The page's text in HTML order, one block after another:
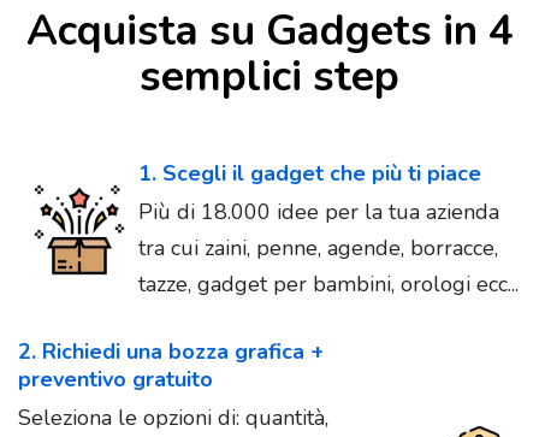
Acquista su Gadgets in 4
semplici step
1. Scegli il gadget che più ti piace
Più di 18.000 idee per la tua azienda
tra cui zaini, penne, agende, borracce,
tazze, gadget per bambini, orologi ecc...
2. Richiedi una bozza grafica +
preventivo gratuito
Seleziona le opzioni di: quantità,